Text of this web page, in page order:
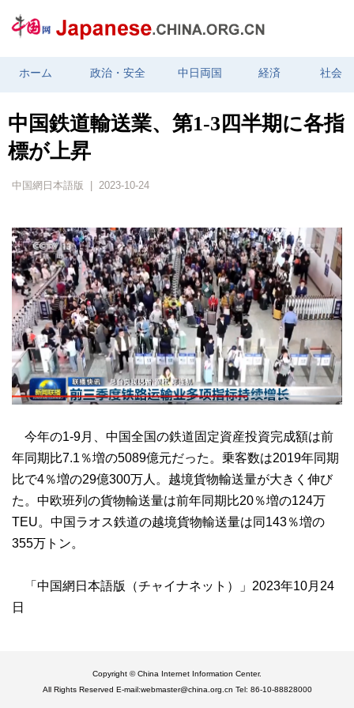
ホーム 政治・安全 中日両国 経済 社会
中国鉄道輸送業、第1-3四半期に各指
標が上昇
中国網日本語版 | 2023-10-24
今年の1-9月、中国全国の鉄道固定資産投資完成額は前
年同期比7.1％増の5089億元だった。乗客数は2019年同期
比で4％増の29億300万人。越境貨物輸送量が大きく伸び
た。中欧班列の貨物輸送量は前年同期比20％増の124万
TEU。中国ラオス鉄道の越境貨物輸送量は同143％増の
355万トン。
「中国網日本語版（チャイナネット）」2023年10月24
日
Copyright © China Internet Information Center.
All Rights Reserved E-mail:webmaster@china.org.cn Tel: 86-10-88828000